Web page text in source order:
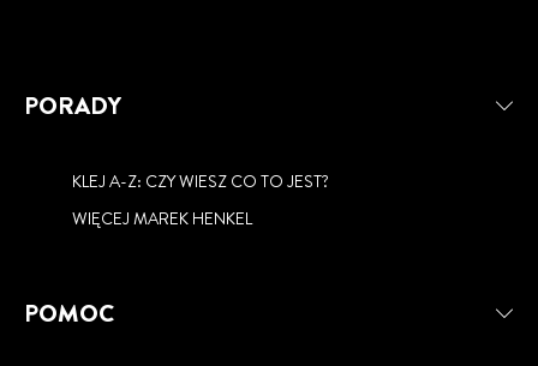
PORADY
KLEJ A-Z: CZY WIESZ CO TO JEST?
WIĘCEJ MAREK HENKEL
POMOC